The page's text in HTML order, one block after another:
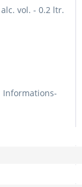
vol. - 0.2 ltr.
Informations-